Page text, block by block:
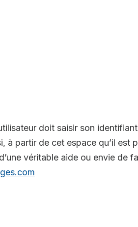
doit saisir son
à partir de cet espace qu’il est
véritable aide ou envie de